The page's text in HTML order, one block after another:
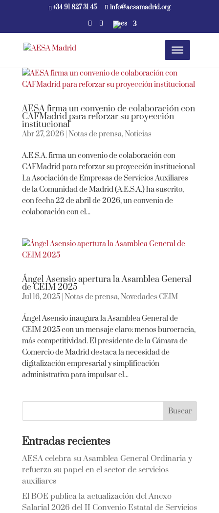
+34 91 827 31 45 info@aesamadrid.org
AESA firma un convenio de colaboración con
CAFMadrid para reforzar su proyección
institucional
Abr 27, 2026| Notas de prensa,Noticias
A.E.S.A. firma un convenio de colaboración con
CAFMadrid para reforzar su proyección institucional
La Asociación de Empresas de Servicios Auxiliares
de la Comunidad de Madrid (A.E.S.A.) ha suscrito,
con fecha 22 de abril de 2026, un convenio de
colaboración con el...
Ángel Asensio apertura la Asamblea General
de CEIM 2025
Jul 16, 2025| Notas de prensa,Novedades CEIM
Ángel Asensio inaugura la Asamblea General de
CEIM 2025 con un mensaje claro: menos burocracia,
más competitividad. El presidente de la Cámara de
Comercio de Madrid destaca la necesidad de
digitalización empresarial y simplificación
administrativa para impulsar el...
Entradas recientes
AESA celebra su Asamblea General Ordinaria y
refuerza su papel en el sector de servicios
auxiliares
El BOE publica la actualización del Anexo
Salarial 2026 del II Convenio Estatal de Servicios